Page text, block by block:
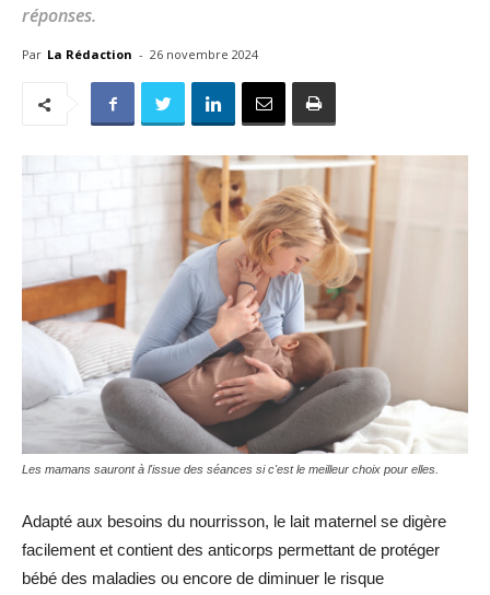
réponses.
Par La Rédaction - 26 novembre 2024
Les mamans sauront à l'issue des séances si c'est le meilleur choix pour elles.
Adapté aux besoins du nourrisson, le lait maternel se digère
facilement et contient des anticorps permettant de protéger
bébé des maladies ou encore de diminuer le risque